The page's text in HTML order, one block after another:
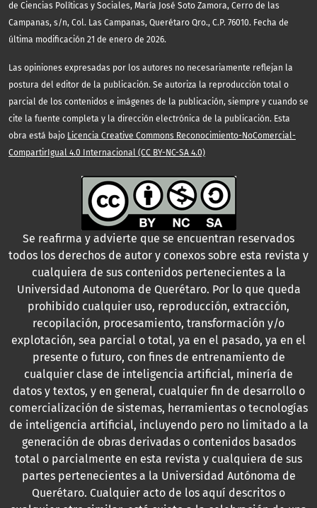
de Ciencias Políticas y Sociales, María José Soto Zamora, Cerro de las
Campanas, s/n, Col. Las Campanas, Querétaro Qro., C.P. 76010. Fecha de
última modificación 21 de enero de 2026.
Las opiniones expresadas por los autores no necesariamente reflejan la
postura del editor de la publicación. Se autoriza la reproducción total o
parcial de los contenidos e imágenes de la publicación, siempre y cuando se
cite la fuente completa y la dirección electrónica de la publicación. Esta
obra está bajo Licencia Creative Commons Reconocimiento-NoComercial-
CompartirIgual 4.0 Internacional (CC BY-NC-SA 4.0)
Se reafirma y advierte que se encuentran reservados
todos los derechos de autor y conexos sobre esta revista y
cualquiera de sus contenidos pertenecientes a la
Universidad Autonoma de Querétaro. Por lo que queda
prohibido cualquier uso, reproducción, extracción,
recopilación, procesamiento, transformación y/o
explotación, sea parcial o total, ya en el pasado, ya en el
presente o futuro, con fines de entrenamiento de
cualquier clase de inteligencia artificial, minería de
datos y textos, y en general, cualquier fin de desarrollo o
comercialización de sistemas, herramientas o tecnologías
de inteligencia artificial, incluyendo pero no limitado a la
generación de obras derivadas o contenidos basados
total o parcialmente en esta revista y cualquiera de sus
partes pertenecientes a la Universidad Autónoma de
Querétaro. Cualquier acto de los aquí descritos o